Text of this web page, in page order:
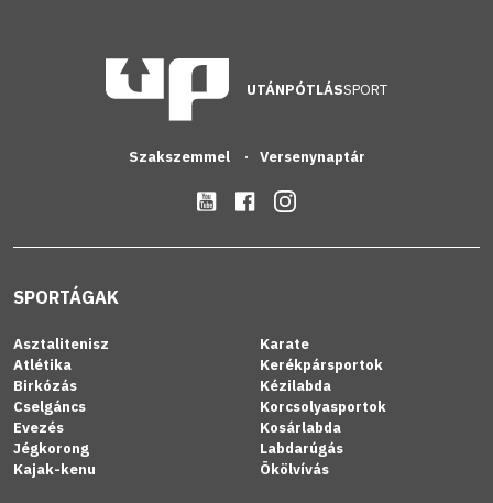
UTÁNPÓTLÁSSPORT
Szakszemmel Versenynaptár
SPORTÁGAK
Asztalitenisz
Atlétika
Birkózás
Cselgáncs
Evezés
Jégkorong
Kajak-kenu
Karate
Kerékpársportok
Kézilabda
Korcsolyasportok
Kosárlabda
Labdarúgás
Ökölvívás